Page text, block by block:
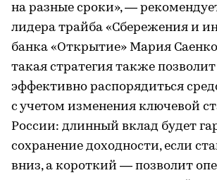
на разные сроки», —
лидера трайба «Сбережения и
банка «Открытие» Мария
такая стратегия также
эффективно распорядиться
с учетом изменения ключевой
России: длинный вклад будет
сохранение доходности, если
вниз, а короткий — позволит